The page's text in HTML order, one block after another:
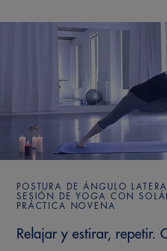
POSTURA DE ÁNGULO
SESIÓN DE YOGA CON
PRÁCTICA NOVENA
Relajar y estirar, repetir.